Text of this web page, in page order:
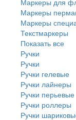
Маркеры
Маркеры
Текстмаркеры
Показать все
Ручки
Ручки
Ручки гелевые
Ручки лайнеры
Ручки перьевые
Ручки роллеры
Ручки